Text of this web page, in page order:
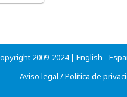
2009-2024 | English -
Aviso legal /Política de